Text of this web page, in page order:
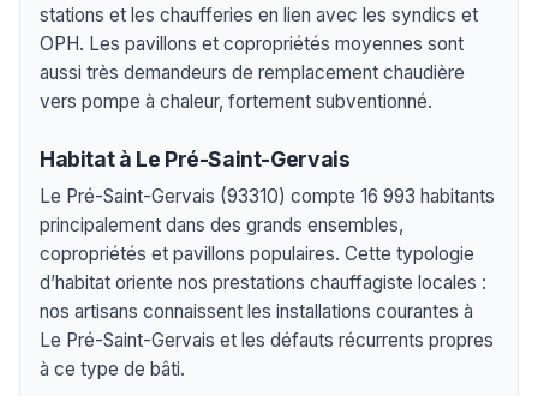
stations et les chaufferies en lien avec les syndics et
OPH. Les pavillons et copropriétés moyennes sont
aussi très demandeurs de remplacement chaudière
vers pompe à chaleur, fortement subventionné.
Habitat à Le Pré-Saint-Gervais
Le Pré-Saint-Gervais (93310) compte 16 993 habitants
principalement dans des grands ensembles,
copropriétés et pavillons populaires. Cette typologie
d’habitat oriente nos prestations chauffagiste locales :
nos artisans connaissent les installations courantes à
Le Pré-Saint-Gervais et les défauts récurrents propres
à ce type de bâti.